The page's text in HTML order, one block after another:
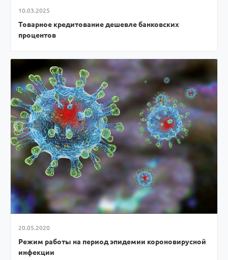
10.03.2025
Товарное кредитование дешевле банковских
процентов
20.05.2020
Режим работы на период эпидемии короновирусной
инфекции